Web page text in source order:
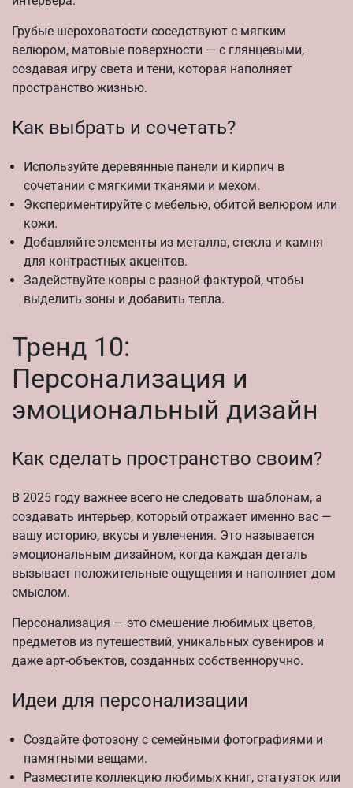
Грубые шероховатости соседствуют с мягким
велюром, матовые поверхности — с глянцевыми,
создавая игру света и тени, которая наполняет
пространство жизнью.
Как выбрать и сочетать?
Используйте деревянные панели и кирпич в
сочетании с мягкими тканями и мехом.
Экспериментируйте с мебелью, обитой велюром или
кожи.
Добавляйте элементы из металла, стекла и камня
для контрастных акцентов.
Задействуйте ковры с разной фактурой, чтобы
выделить зоны и добавить тепла.
Тренд 10:
Персонализация и
эмоциональный дизайн
Как сделать пространство своим?
В 2025 году важнее всего не следовать шаблонам, а
создавать интерьер, который отражает именно вас —
вашу историю, вкусы и увлечения. Это называется
эмоциональным дизайном, когда каждая деталь
вызывает положительные ощущения и наполняет дом
смыслом.
Персонализация — это смешение любимых цветов,
предметов из путешествий, уникальных сувениров и
даже арт-объектов, созданных собственноручно.
Идеи для персонализации
Создайте фотозону с семейными фотографиями и
памятными вещами.
Разместите коллекцию любимых книг, статуэток или